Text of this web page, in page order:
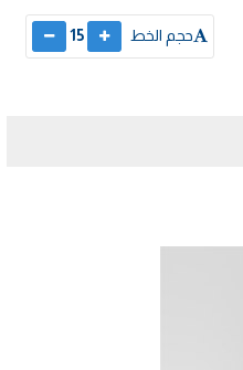
حجم الخط 15